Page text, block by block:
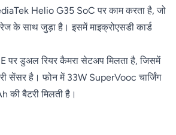
Helio G35 SoC पर काम करता है, जो
के साथ जुड़ा है। इसमें माइक्रोएसडी कार्ड
पर डुअल रियर कैमरा सेटअप मिलता है, जिसमें
सेंसर है। फोन में 33W SuperVooc चार्जिंग
की बैटरी मिलती है।